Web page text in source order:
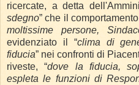
ricercate, a detta
sdegno” che il
moltissime persone,
evidenziato il “clima di
fiducia” nei confronti di
riveste, “dove la fiducia,
espleta le funzioni di